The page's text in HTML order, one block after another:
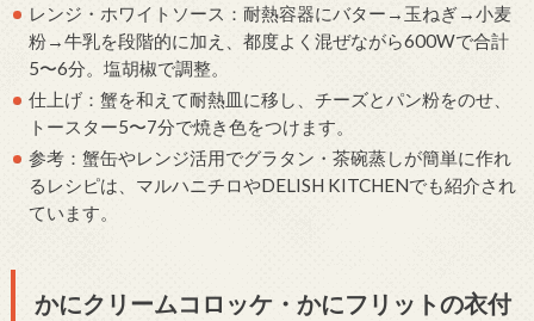
レンジ・ホワイトソース：耐熱容器にバター→玉ねぎ→小麦
粉→牛乳を段階的に加え、都度よく混ぜながら600Wで合計
5〜6分。塩胡椒で調整。
仕上げ：蟹を和えて耐熱皿に移し、チーズとパン粉をのせ、
トースター5〜7分で焼き色をつけます。
参考：蟹缶やレンジ活用でグラタン・茶碗蒸しが簡単に作れ
るレシピは、マルハニチロやDELISH KITCHENでも紹介され
ています。
かにクリームコロッケ・かにフリットの衣付